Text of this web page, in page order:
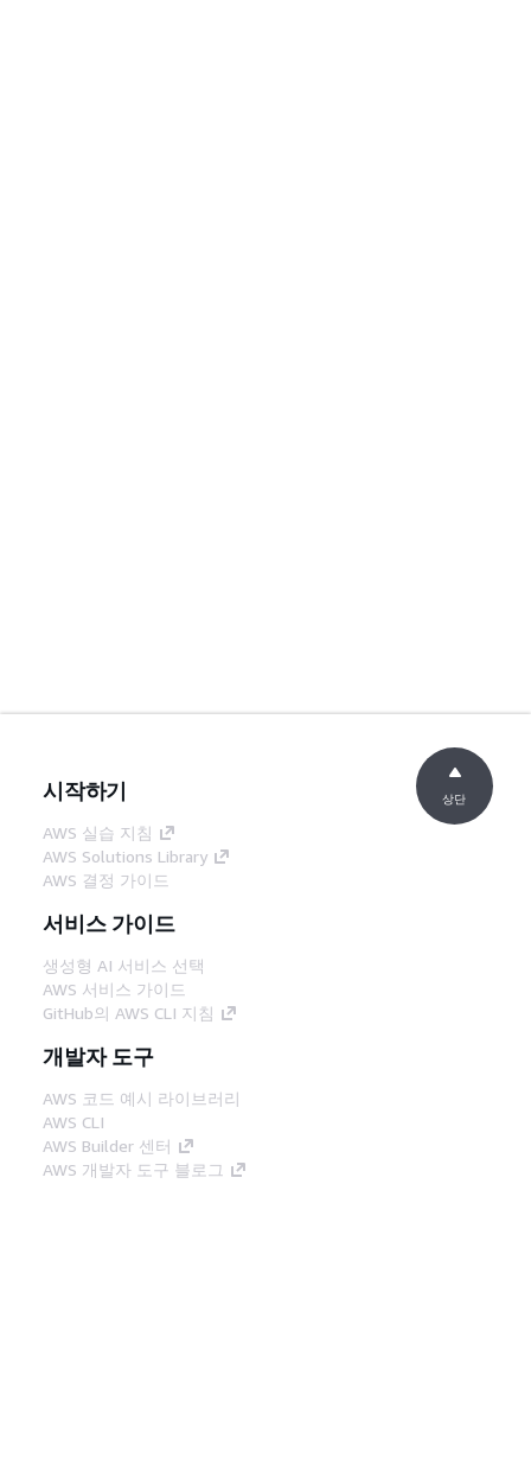
시작하기
AWS 실습 지침
AWS Solutions Library
AWS 결정 가이드
서비스 가이드
생성형 AI 서비스 선택
AWS 서비스 가이드
GitHub의 AWS CLI 지침
개발자 도구
AWS 코드 예시 라이브러리
AWS CLI
AWS Builder 센터
AWS 개발자 도구 블로그
상단